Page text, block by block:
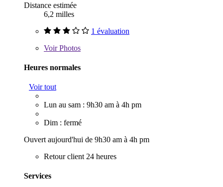
Distance estimée
6,2 milles
1 évaluation
VoirPhotos
Heures normales
Voir tout
Lun au sam : 9h30 am à 4h pm
Dim : fermé
Ouvert aujourd'hui de 9h30 am à 4h pm
Retour client 24 heures
Services